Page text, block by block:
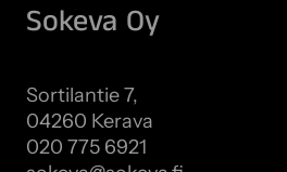
Sokeva Oy
Sortilantie 7,
04260 Kerava
020 775 6921